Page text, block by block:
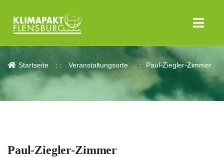
Paul-Ziegler-Zimmer
Startseite Veranstaltungsorte Paul-Ziegler-Zimmer
Paul-Ziegler-Zimmer